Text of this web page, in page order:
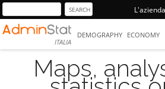
L'azienda
ITALIA
DEMOGRAPHY ECONOMY
Maps,